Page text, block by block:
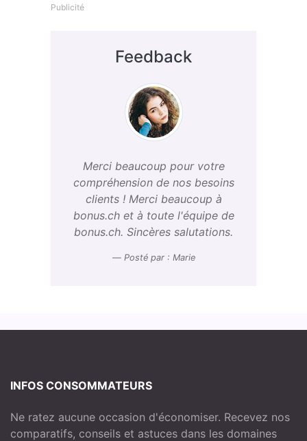
Publicité
Feedback
Merci beaucoup pour votre
compréhension de nos besoins
clients ! Merci beaucoup à
bonus.ch et à toute l'équipe de
bonus.ch. Sincères salutations.
Posté par : Marie
INFOS CONSOMMATEURS
Ne ratez aucune occasion d'économiser. Recevez nos
comparatifs, conseils et astuces dans les domaines